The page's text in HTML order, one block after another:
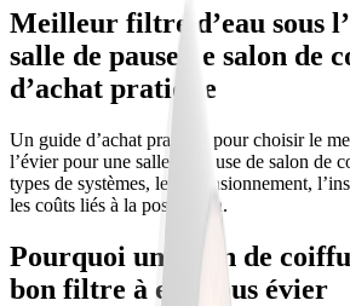
Meilleur filtre d’eau sous
salle de pause de salon de
d’achat pratique
Un guide d’achat pratique pour choisir le
l’évier pour une salle de pause de salon de
types de systèmes, le dimensionnement,
les coûts liés à la possession.
Pourquoi un salon de
bon filtre à eau sous évier